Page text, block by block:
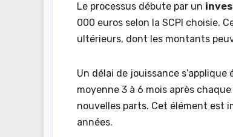
Le processus débute par un
000 euros selon la SCPI choisie.
ultérieurs, dont les montants
Un délai de jouissance
moyenne 3 à 6 mois après
nouvelles parts. Cet élément est
années.